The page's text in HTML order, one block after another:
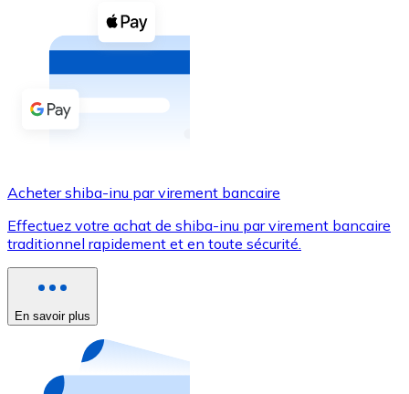
Coupons crypto
Achetez des cryptomonnaies en espèces et d'autres
Acheter avec espèces
Virement SEPA
Utilisez les cartes Visa et Mastercard pour acheter
Acheter avec carte
Nouveau
Achetez des cartes-cadeaux de vos marques
Acheter shiba-inu par virement bancaire
Effectuez votre achat de shiba-inu par virement bancaire
traditionnel rapidement et en toute sécurité.
En savoir plus